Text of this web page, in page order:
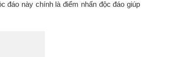
đáo này chính là điểm nhấn độc đáo giúp